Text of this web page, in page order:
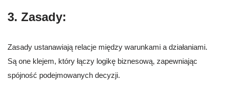
3. Zasady:
Zasady ustanawiają relacje między warunkami a działaniami.
Są one klejem, który łączy logikę biznesową, zapewniając
spójność podejmowanych decyzji.